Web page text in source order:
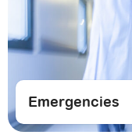
Emergencies